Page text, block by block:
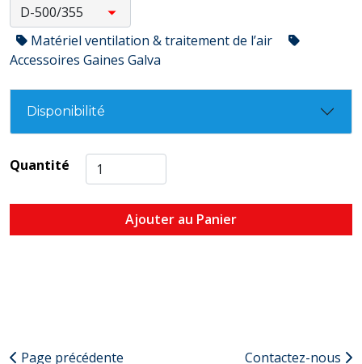
Matériel ventilation & traitement de l’air
Accessoires Gaines Galva
Disponibilité
Quantité
Ajouter au Panier
Page précédente Contactez-nous